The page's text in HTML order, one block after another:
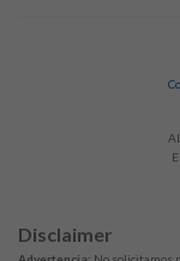
Disclaimer